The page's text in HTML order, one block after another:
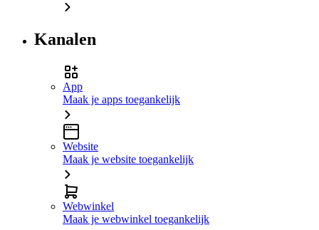
Kanalen
App
Maak je apps toegankelijk
Website
Maak je website toegankelijk
Webwinkel
Maak je webwinkel toegankelijk